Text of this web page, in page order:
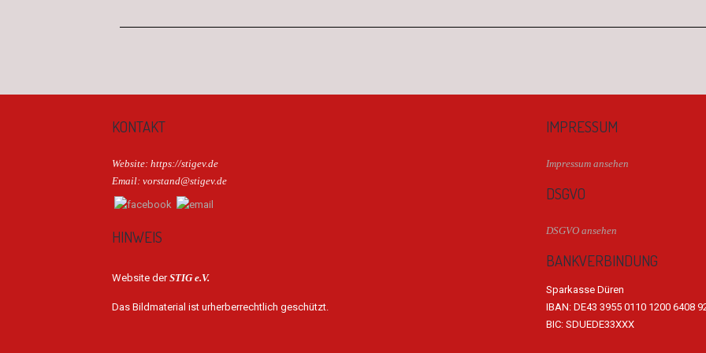
KONTAKT
Website: https://stigev.de
Email: vorstand@stigev.de
HINWEIS
Website derSTIG e.V.
Das Bildmaterial ist urherberrechtlich geschützt.
IMPRESSUM
Impressum ansehen
DSGVO
DSGVO ansehen
BANKVERBINDUNG
Sparkasse Düren
IBAN: DE43 3955 0110 1200 6408
BIC: SDUEDE33XXX